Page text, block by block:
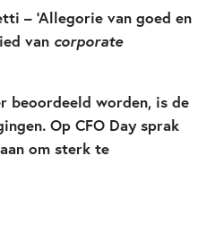
– ‘Allegorie van goed en
van corporate
beoordeeld worden, is de
Op CFO Day sprak
om sterk te